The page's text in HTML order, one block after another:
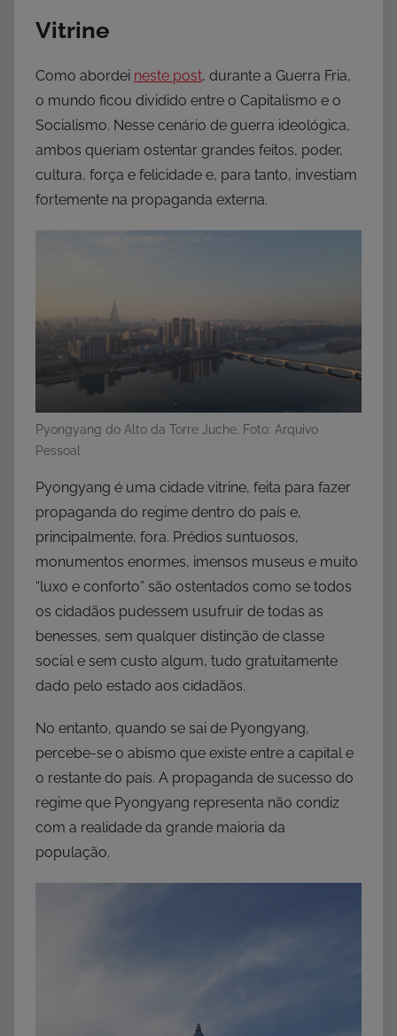
Vitrine
Como abordei neste post, durante a Guerra Fria,
o mundo ficou dividido entre o Capitalismo e o
Socialismo. Nesse cenário de guerra ideológica,
ambos queriam ostentar grandes feitos, poder,
cultura, força e felicidade e, para tanto, investiam
fortemente na propaganda externa.
Pyongyang do Alto da Torre Juche. Foto: Arquivo
Pessoal
Pyongyang é uma cidade vitrine, feita para fazer
propaganda do regime dentro do país e,
principalmente, fora. Prédios suntuosos,
monumentos enormes, imensos museus e muito
“luxo e conforto” são ostentados como se todos
os cidadãos pudessem usufruir de todas as
benesses, sem qualquer distinção de classe
social e sem custo algum, tudo gratuitamente
dado pelo estado aos cidadãos.
No entanto, quando se sai de Pyongyang,
percebe-se o abismo que existe entre a capital e
o restante do país. A propaganda de sucesso do
regime que Pyongyang representa não condiz
com a realidade da grande maioria da
população.